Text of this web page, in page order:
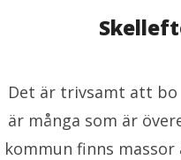
Det är trivsamt att bo
är många som är
kommun finns